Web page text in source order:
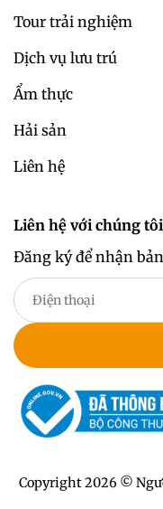
Tour trải nghiệm
Dịch vụ lưu trú
Ẩm thực
Hải sản
Liên hệ
Liên hệ với chúng tôi
Đăng ký để nhận
Copyright 2026 ©